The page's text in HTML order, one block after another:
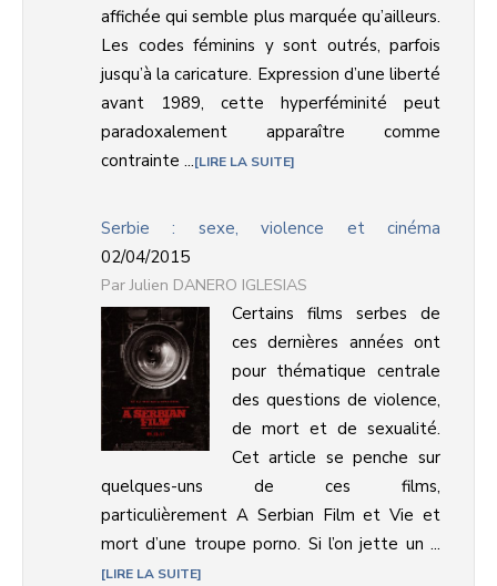
affichée qui semble plus marquée qu’ailleurs.
Les codes féminins y sont outrés, parfois
jusqu’à la caricature. Expression d’une liberté
avant 1989, cette hyperféminité peut
paradoxalement apparaître comme
contrainte ... LIRE LA SUITE
Serbie : sexe, violence et cinéma
02/04/2015
Julien DANERO IGLESIAS
Certains films serbes de
ces dernières années ont
pour thématique centrale
des questions de violence,
de mort et de sexualité.
Cet article se penche sur
quelques-uns de ces films,
particulièrement A Serbian Film et Vie et
mort d’une troupe porno. Si l’on jette un ...
LIRE LA SUITE